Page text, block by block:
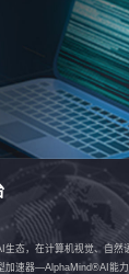
态，在计算机视觉、自然
加速器—AlphaMind®AI能